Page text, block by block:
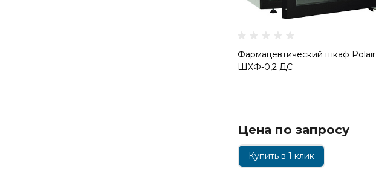
Фармацевтический шкаф Polair
ШХФ-0,2 ДС
Цена по запросу
Купить в 1 клик